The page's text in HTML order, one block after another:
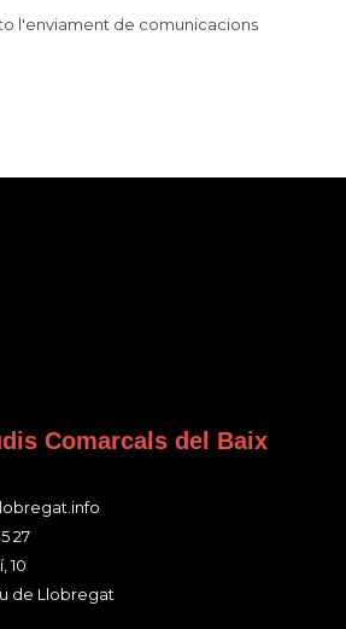
l'enviament de comunicacions
Comarcals del Baix
27
10
de Llobregat